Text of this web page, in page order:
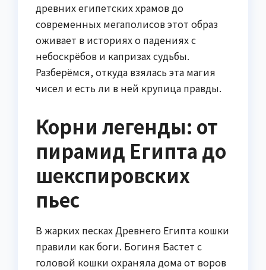
древних египетских храмов до
современных мегаполисов этот образ
оживает в историях о падениях с
небоскрёбов и капризах судьбы.
Разберёмся, откуда взялась эта магия
чисел и есть ли в ней крупица правды.
Корни легенды: от
пирамид Египта до
шекспировских
пьес
В жарких песках Древнего Египта кошки
правили как боги. Богиня Бастет с
головой кошки охраняла дома от воров